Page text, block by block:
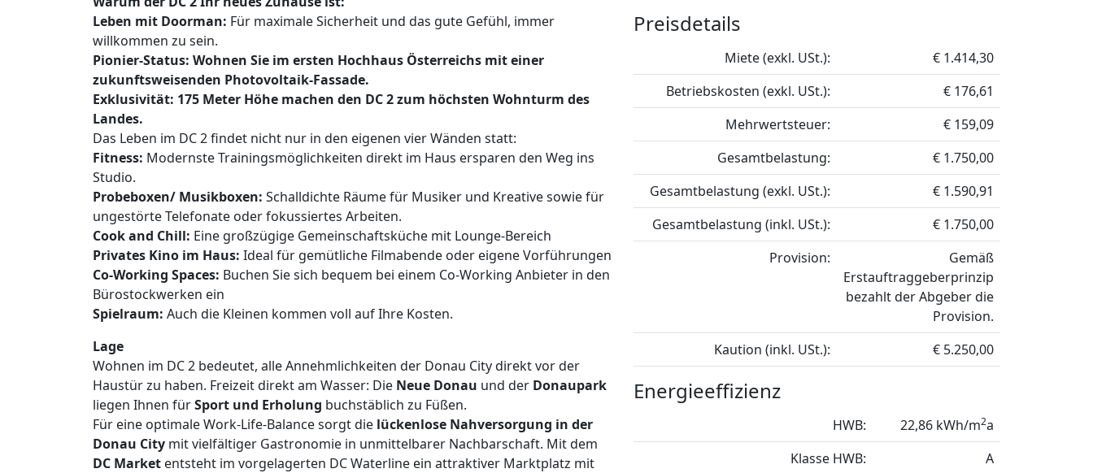
Leben mit Doorman: Für maximale Sicherheit und das gute Gefühl, immer
willkommen zu sein.
Pionier-Status: Wohnen Sie im ersten Hochhaus Österreichs mit einer
zukunftsweisenden Photovoltaik-Fassade.
Exklusivität: 175 Meter Höhe machen den DC 2 zum höchsten Wohnturm des
Landes.
Das Leben im DC 2 findet nicht nur in den eigenen vier Wänden statt:
Fitness: Modernste Trainingsmöglichkeiten direkt im Haus ersparen den Weg ins
Studio.
Probeboxen/ Musikboxen: Schalldichte Räume für Musiker und Kreative sowie für
ungestörte Telefonate oder fokussiertes Arbeiten.
Cook and Chill: Eine großzügige Gemeinschaftsküche mit Lounge-Bereich
Privates Kino im Haus: Ideal für gemütliche Filmabende oder eigene Vorführungen
Co-Working Spaces: Buchen Sie sich bequem bei einem Co-Working Anbieter in den
Bürostockwerken ein
Spielraum: Auch die Kleinen kommen voll auf Ihre Kosten.
Lage
Wohnen im DC 2 bedeutet, alle Annehmlichkeiten der Donau City direkt vor der
Haustür zu haben. Freizeit direkt am Wasser: Die Neue Donau und der Donaupark
liegen Ihnen fürSport und Erholung buchstäblich zu Füßen.
Für eine optimale Work-Life-Balance sorgt die lückenlose Nahversorgung in der
Donau City mit vielfältiger Gastronomie in unmittelbarer Nachbarschaft. Mit dem
DC Market entsteht im vorgelagerten DC Waterline ein attraktiver Marktplatz mit
Preisdetails
Miete (exkl. USt.):
€ 1.414,30
Betriebskosten (exkl. USt.):
€ 176,61
Mehrwertsteuer:
€ 159,09
Gesamtbelastung:
€ 1.750,00
Gesamtbelastung (exkl. USt.):
€ 1.590,91
Gesamtbelastung (inkl. USt.):
€ 1.750,00
Provision:
Gemäß
Erstauftraggeberprinzip
bezahlt der Abgeber die
Provision.
Kaution (inkl. USt.):
€ 5.250,00
Energieeffizienz
HWB: 22,86 kWh/m2a
Klasse HWB:
A